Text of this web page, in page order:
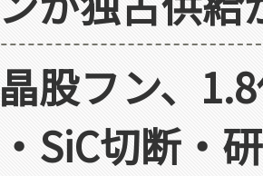
股フン、
SiC切断・